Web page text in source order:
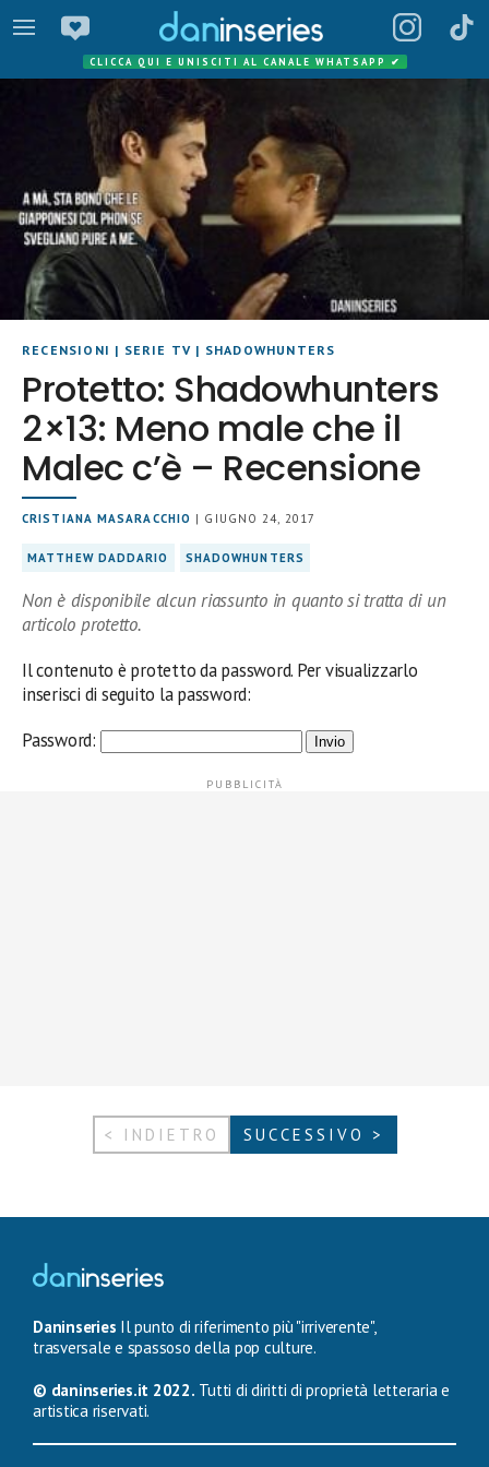
CLICCA QUI E UNISCITI AL CANALE WHATSAPP ✔
RECENSIONI | SERIE TV | SHADOWHUNTERS
Protetto: Shadowhunters
2×13: Meno male che il
Malec c’è – Recensione
CRISTIANA MASARACCHIO | GIUGNO 24, 2017
MATTHEW DADDARIO SHADOWHUNTERS
Non è disponibile alcun riassunto in quanto si tratta di un
articolo protetto.
Il contenuto è protetto da password. Per visualizzarlo
inserisci di seguito la password:
Password:
< INDIETRO SUCCESSIVO >
Daninseries Il punto di riferimento più "irriverente",
trasversale e spassoso della pop culture.
© daninseries.it 2022. Tutti di diritti di proprietà letteraria e
artistica riservati.